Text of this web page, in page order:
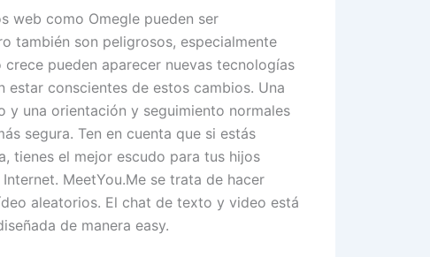
web como Omegle pueden ser
también son peligrosos, especialmente
pueden aparecer nuevas tecnologías
conscientes de estos cambios. Una
y una orientación y seguimiento normales
segura. Ten en cuenta que si estás
tienes el mejor escudo para tus hijos
MeetYou.Me se trata de hacer
aleatorios. El chat de texto y video está
de manera easy.